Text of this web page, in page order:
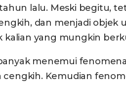
lalu. Meski begitu,
dan menjadi
kalian yang mungkin
menemui
Kemudian